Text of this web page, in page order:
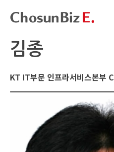
김종
KT IT부문 인프라서비스본부